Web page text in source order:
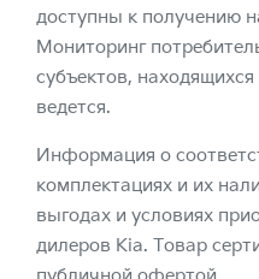
доступны к получению
Мониторинг
субъектов,
ведется.
Информация о
комплектациях и их
выгодах и условиях
дилеров Kia. Товар